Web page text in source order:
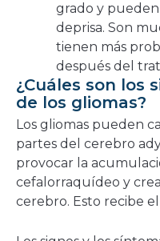
grado y
deprisa. Son
tienen más
después del
¿Cuáles son los
de los gliomas?
Los gliomas pueden
partes del cerebro
provocar la
cefalorraquídeo y
cerebro. Esto recibe